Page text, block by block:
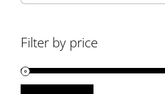
Filter by price